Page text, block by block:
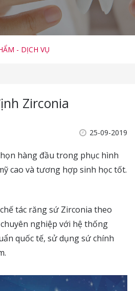
- DỊCH VỤ
Zirconia
25-09-2019
hàng đầu trong phục hình
cao và tương hợp sinh học tốt.
tác răng sứ Zirconia theo
nghiệp với hệ thống
quốc tế, sử dụng sứ chính